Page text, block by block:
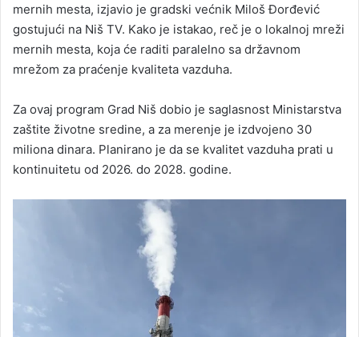
mernih mesta, izjavio je gradski većnik Miloš Đorđević
gostujući na Niš TV. Kako je istakao, reč je o lokalnoj mreži
mernih mesta, koja će raditi paralelno sa državnom
mrežom za praćenje kvaliteta vazduha.
Za ovaj program Grad Niš dobio je saglasnost Ministarstva
zaštite životne sredine, a za merenje je izdvojeno 30
miliona dinara. Planirano je da se kvalitet vazduha prati u
kontinuitetu od 2026. do 2028. godine.